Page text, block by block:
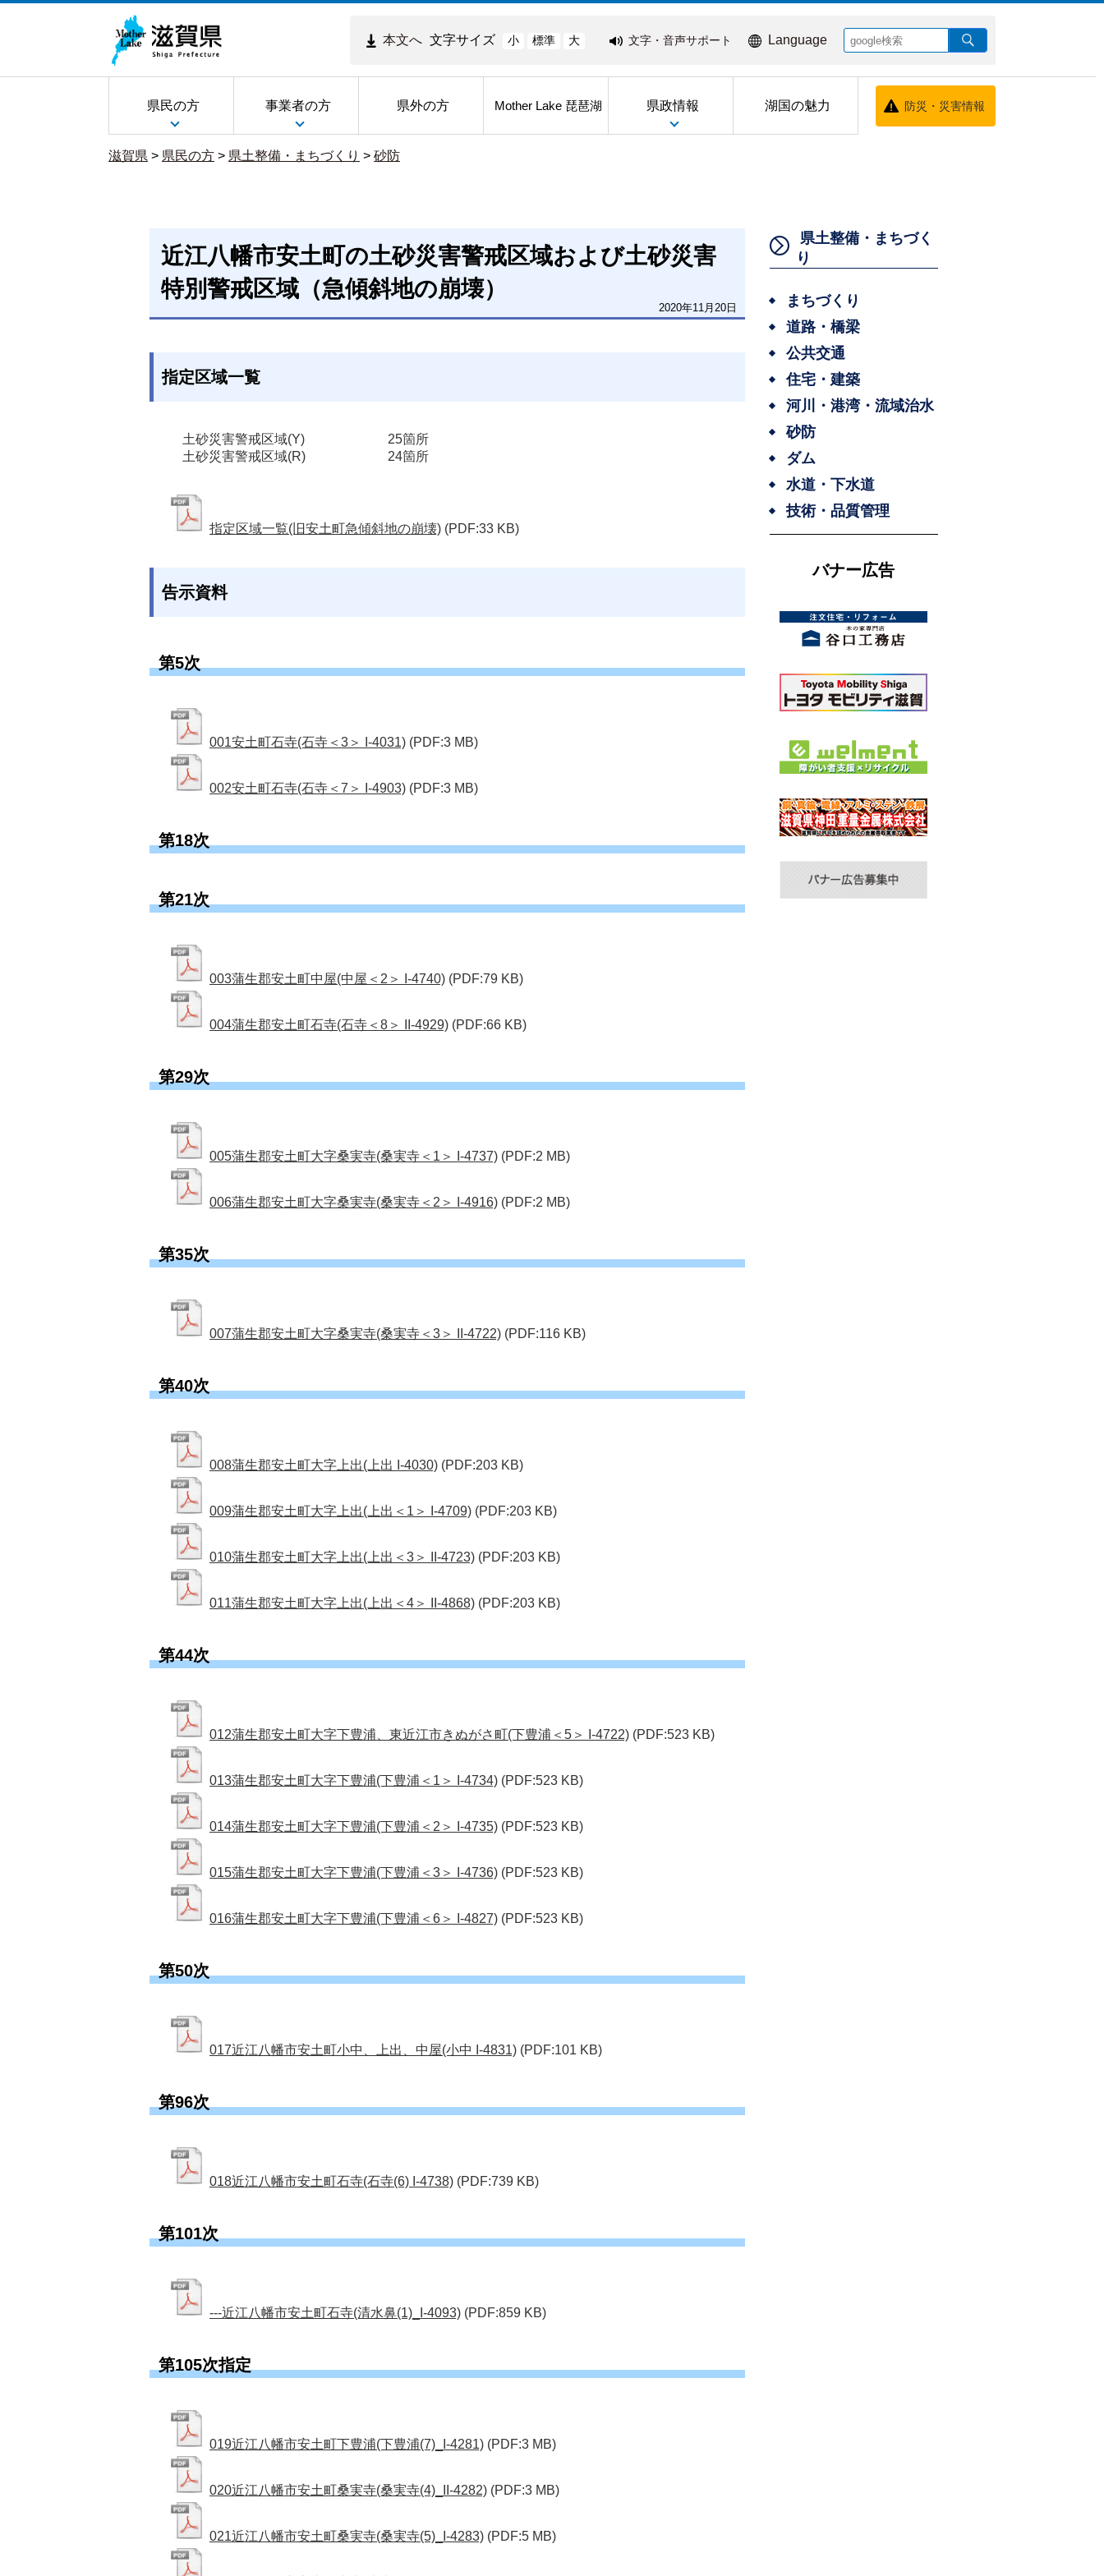
本文へ 文字サイズ 小 標準 大 文字・音声サポート Language
県民の方 事業者の方 県外の方 Mother Lake 琵琶湖 県政情報 湖国の魅力 防災・災害情報
滋賀県 > 県民の方 > 県土整備・まちづくり > 砂防
近江八幡市安土町の土砂災害警戒区域および土砂災害
特別警戒区域（急傾斜地の崩壊）
2020年11月20日
指定区域一覧
土砂災害警戒区域(Y)
25箇所
土砂災害警戒区域(R)
24箇所
指定区域一覧(旧安土町急傾斜地の崩壊) (PDF:33 KB)
告示資料
第5次
001安土町石寺(石寺＜3＞ I-4031) (PDF:3 MB)
002安土町石寺(石寺＜7＞ I-4903) (PDF:3 MB)
第18次
第21次
003蒲生郡安土町中屋(中屋＜2＞ I-4740) (PDF:79 KB)
004蒲生郡安土町石寺(石寺＜8＞ II-4929) (PDF:66 KB)
第29次
005蒲生郡安土町大字桑実寺(桑実寺＜1＞ I-4737) (PDF:2 MB)
006蒲生郡安土町大字桑実寺(桑実寺＜2＞ I-4916) (PDF:2 MB)
第35次
007蒲生郡安土町大字桑実寺(桑実寺＜3＞ II-4722) (PDF:116 KB)
第40次
008蒲生郡安土町大字上出(上出 I-4030) (PDF:203 KB)
009蒲生郡安土町大字上出(上出＜1＞ I-4709) (PDF:203 KB)
010蒲生郡安土町大字上出(上出＜3＞ II-4723) (PDF:203 KB)
011蒲生郡安土町大字上出(上出＜4＞ II-4868) (PDF:203 KB)
第44次
012蒲生郡安土町大字下豊浦、東近江市きぬがさ町(下豊浦＜5＞ I-4722) (PDF:523 KB)
013蒲生郡安土町大字下豊浦(下豊浦＜1＞ I-4734) (PDF:523 KB)
014蒲生郡安土町大字下豊浦(下豊浦＜2＞ I-4735) (PDF:523 KB)
015蒲生郡安土町大字下豊浦(下豊浦＜3＞ I-4736) (PDF:523 KB)
016蒲生郡安土町大字下豊浦(下豊浦＜6＞ I-4827) (PDF:523 KB)
第50次
017近江八幡市安土町小中、上出、中屋(小中 I-4831) (PDF:101 KB)
第96次
018近江八幡市安土町石寺(石寺(6) I-4738) (PDF:739 KB)
第101次
---近江八幡市安土町石寺(清水鼻(1)_I-4093) (PDF:859 KB)
第105次指定
019近江八幡市安土町下豊浦(下豊浦(7)_I-4281) (PDF:3 MB)
020近江八幡市安土町桑実寺(桑実寺(4)_II-4282) (PDF:3 MB)
021近江八幡市安土町桑実寺(桑実寺(5)_I-4283) (PDF:5 MB)
県土整備・まちづく
り
まちづくり
道路・橋梁
公共交通
住宅・建築
河川・港湾・流域治水
砂防
ダム
水道・下水道
技術・品質管理
バナー広告